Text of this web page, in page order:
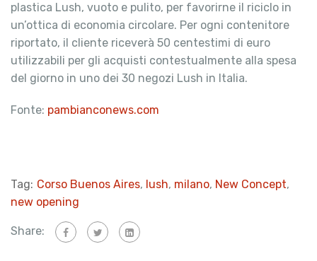
plastica Lush, vuoto e pulito, per favorirne il riciclo in
un’ottica di economia circolare. Per ogni contenitore
riportato, il cliente riceverà 50 centestimi di euro
utilizzabili per gli acquisti contestualmente alla spesa
del giorno in uno dei 30 negozi Lush in Italia.
Fonte: pambianconews.com
Tag: Corso Buenos Aires, lush, milano, New Concept,
new opening
Share: